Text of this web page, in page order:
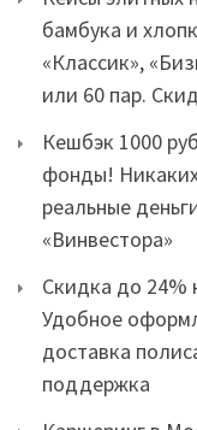
бамбука и
«Классик»,
или 60 пар.
Кешбэк 1000
фонды!
реальные
«Винвестора»
Скидка до 24%
Удобное
доставка
поддержка